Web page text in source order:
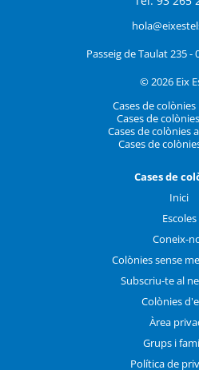
Passeig de Taulat 235 -
© 2026 Eix
Cases de
Cases de
Cases de colònies
Cases de
Cases de
Inici
Escoles
Coneix-
Colònies sense
Subscriu-te al
Colònies
Àrea
Grups i
Política de